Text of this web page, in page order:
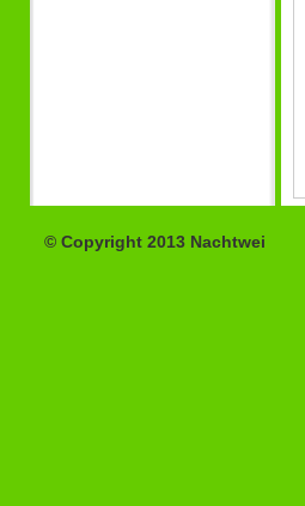
© Copyright 2013 Nachtwei